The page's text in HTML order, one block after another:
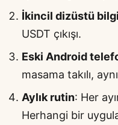
İkincil dizüstü
USDT çıkışı.
Eski Android
masama takılı,
Aylık rutin: Her
Herhangi bir